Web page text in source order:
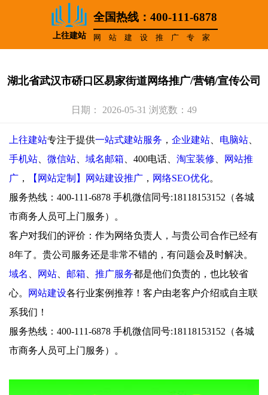
上往建站
全国热线：400-111-6878
网站建设推广专家
湖北省武汉市硚口区易家街道网络推广/营销/宣传公司
日期： 2026-05-31 浏览数：49
上往建站专注于提供一站式建站服务 ， 企业建站 电脑站
手机站
微信站 域名邮箱 、400电话、 淘宝装修
网站推
广 ， 【网站定制】网站建设推广 ， 网络SEO优化。
服务热线：400-111-6878 手机微信同号:18118153152（各城
市商务人员可上门服务）。
客户对我们的评价：作为网络负责人，与贵公司合作已经有
8年了。贵公司服务还是非常不错的，有问题会及时解决。
域名
网站 邮箱 推广服务都是他们负责的，也比较省
心。
网站建设各行业案例推荐！客户由老客户介绍或自主联
系我们！
服务热线：400-111-6878 手机微信同号:18118153152（各城
市商务人员可上门服务）。